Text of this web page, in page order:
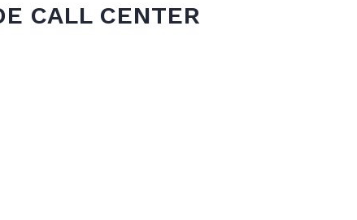
CALL CENTER